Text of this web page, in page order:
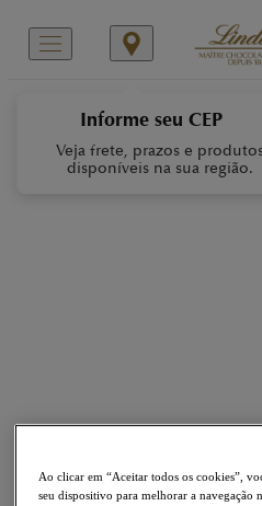
Informe seu CEP
Veja frete, prazos e
disponíveis na sua região.
Ao clicar em “Aceitar todos os cookies”,
seu dispositivo para melhorar a navegação